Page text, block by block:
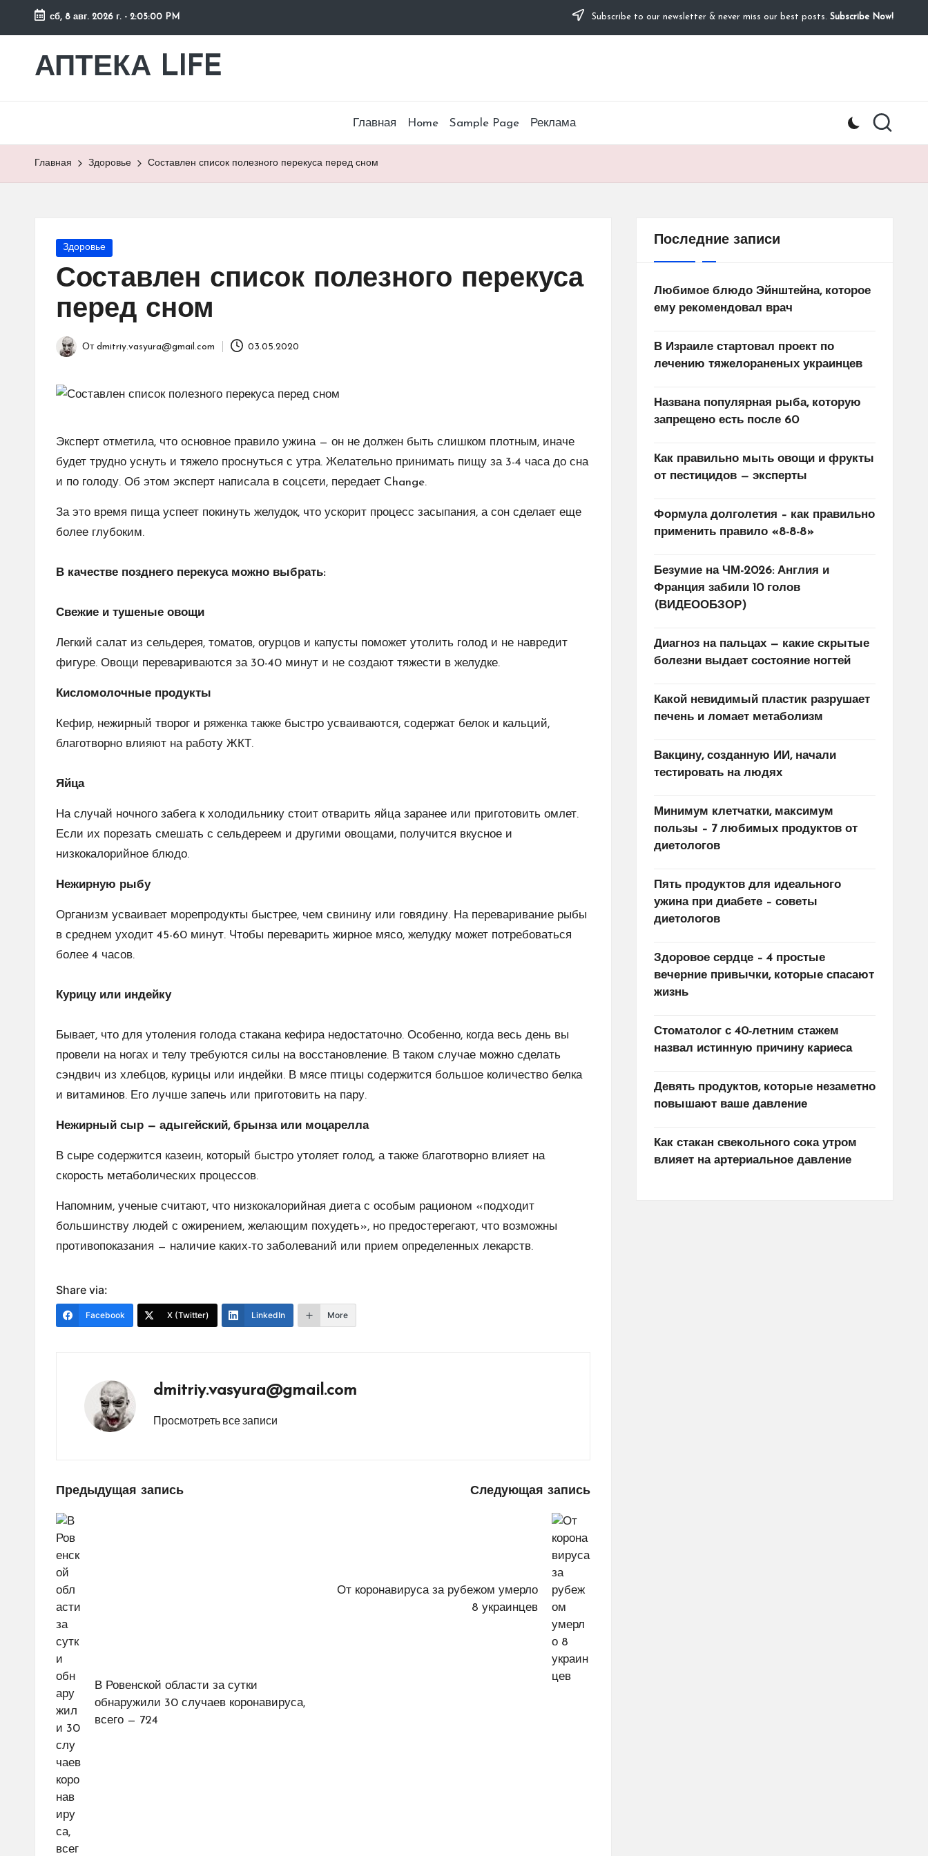
Перейти
содержимому
сб, 8 авг. 2026 г. - 2:05:01 PM Subscribe to our newsletter & never miss our best posts. Subscribe Now!
АПТЕКА LIFE
сайт
Главная Home Sample Page Реклама
Главная Здоровье Составлен список полезного перекуса перед сном
Опубликовано
Здоровье
Составлен список полезного перекуса
перед сном
Запись
От dmitriy.vasyura@gmail.com 03.05.2020
Эксперт отметила, что основное правило ужина — он не должен быть слишком плотным, иначе
будет трудно уснуть и тяжело проснуться с утра. Желательно принимать пищу за 3-4 часа до сна
и по голоду. Об этом эксперт написала в соцсети, передает Change.
За это время пища успеет покинуть желудок, что ускорит процесс засыпания, а сон сделает еще
более глубоким.
В качестве позднего перекуса можно выбрать:
Свежие и тушеные овощи
Легкий салат из сельдерея, томатов, огурцов и капусты поможет утолить голод и не навредит
фигуре. Овощи перевариваются за 30-40 минут и не создают тяжести в желудке.
Кисломолочные продукты
Кефир, нежирный творог и ряженка также быстро усваиваются, содержат белок и кальций,
благотворно влияют на работу ЖКТ.
Яйца
На случай ночного забега к холодильнику стоит отварить яйца заранее или приготовить омлет.
Если их порезать смешать с сельдереем и другими овощами, получится вкусное и
низкокалорийное блюдо.
Нежирную рыбу
Организм усваивает морепродукты быстрее, чем свинину или говядину. На переваривание рыбы
в среднем уходит 45-60 минут. Чтобы переварить жирное мясо, желудку может потребоваться
более 4 часов.
Курицу или индейку
Бывает, что для утоления голода стакана кефира недостаточно. Особенно, когда весь день вы
провели на ногах и телу требуются силы на восстановление. В таком случае можно сделать
сэндвич из хлебцов, курицы или индейки. В мясе птицы содержится большое количество белка
и витаминов. Его лучше запечь или приготовить на пару.
Нежирный сыр — адыгейский, брынза или моцарелла
В сыре содержится казеин, который быстро утоляет голод, а также благотворно влияет на
скорость метаболических процессов.
Напомним, ученые считают, что низкокалорийная диета с особым рационом «подходит
большинству людей с ожирением, желающим похудеть», но предостерегают, что возможны
противопоказания — наличие каких-то заболеваний или прием определенных лекарств.
Share via:
Facebook X (Twitter) LinkedIn More
dmitriy.vasyura@gmail.com
Просмотреть все записи
Навигация
по
записям
Предыдущая запись
В Ровенской области за сутки
обнаружили 30 случаев коронавируса,
всего — 724
Следующая запись
От коронавируса за рубежом умерло
8 украинцев
Последние записи
Любимое блюдо Эйнштейна, которое
ему рекомендовал врач
В Израиле стартовал проект по
лечению тяжелораненых украинцев
Названа популярная рыба, которую
запрещено есть после 60
Как правильно мыть овощи и фрукты
от пестицидов — эксперты
Формула долголетия – как правильно
применить правило «8-8-8»
Безумие на ЧМ-2026: Англия и
Франция забили 10 голов
(ВИДЕООБЗОР)
Диагноз на пальцах — какие скрытые
болезни выдает состояние ногтей
Какой невидимый пластик разрушает
печень и ломает метаболизм
Вакцину, созданную ИИ, начали
тестировать на людях
Минимум клетчатки, максимум
пользы – 7 любимых продуктов от
диетологов
Пять продуктов для идеального
ужина при диабете – советы
диетологов
Здоровое сердце – 4 простые
вечерние привычки, которые спасают
жизнь
Стоматолог с 40-летним стажем
назвал истинную причину кариеса
Девять продуктов, которые незаметно
повышают ваше давление
Как стакан свекольного сока утром
влияет на артериальное давление